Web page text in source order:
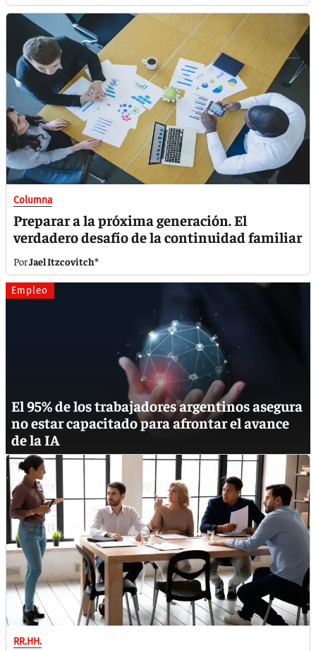
Columna
Preparar a la próxima generación. El
verdadero desafío de la continuidad familiar
Jael Itzcovitch*
Empleo
El 95% de los trabajadores argentinos asegura
no estar capacitado para afrontar el avance
de la IA
RR.HH.